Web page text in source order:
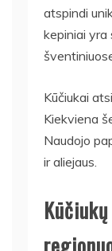
atspindi
kepiniai yra
Kūčiukai
Kiekviena
Naudojo
ir aliejaus.